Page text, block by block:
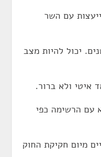
עם השר
יכול להיות מצב
עם הרשימה כפי
מיום חקיקת החוק